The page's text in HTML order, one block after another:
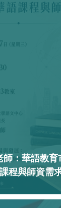
師：華語教育
程與師資需